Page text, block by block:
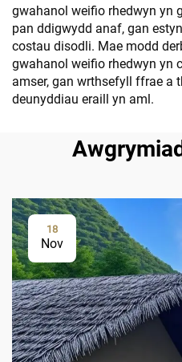
gwahanol weifio rhedwyn yn
pan ddigwydd anaf, gan
costau disodli. Mae modd
gwahanol weifio rhedwyn yn
amser, gan wrthsefyll ffrae a
deunyddiau eraill yn aml.
18
Nov